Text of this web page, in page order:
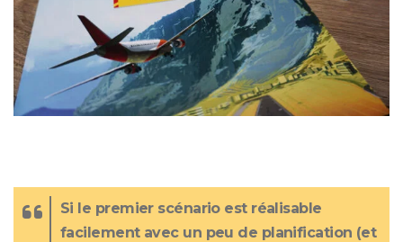
Si le premier scénario est réalisable
facilement avec un peu de planification (et